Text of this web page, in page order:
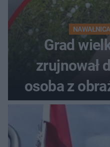
Grad
zrujnował
osoba z
do